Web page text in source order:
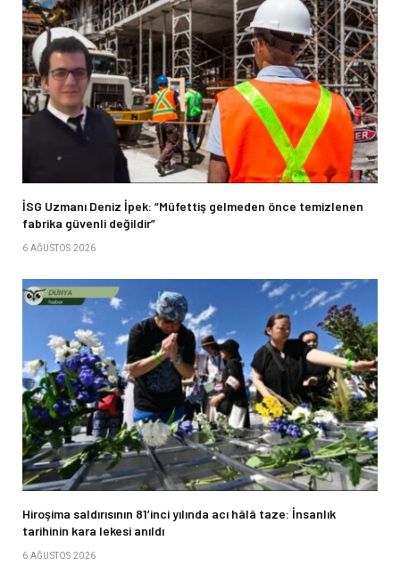
İSG Uzmanı Deniz İpek: “Müfettiş gelmeden önce temizlenen
fabrika güvenli değildir”
6 AĞUSTOS 2026
Hiroşima saldırısının 81’inci yılında acı hâlâ taze: İnsanlık
tarihinin kara lekesi anıldı
6 AĞUSTOS 2026